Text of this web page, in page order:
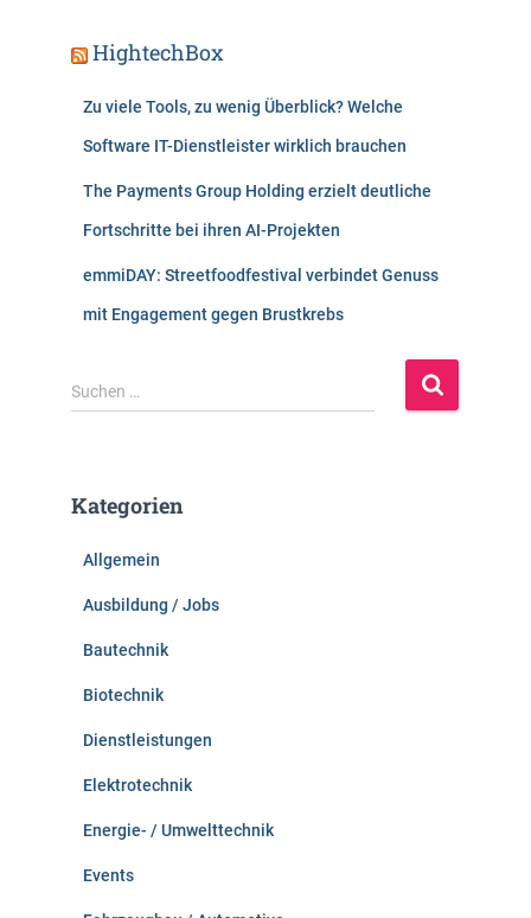
HightechBox
Zu viele Tools, zu wenig Überblick? Welche
Software IT-Dienstleister wirklich brauchen
The Payments Group Holding erzielt deutliche
Fortschritte bei ihren AI-Projekten
emmiDAY: Streetfoodfestival verbindet Genuss
mit Engagement gegen Brustkrebs
S
u
n
Suchen …
Kategorien
Allgemein
Ausbildung / Jobs
Bautechnik
Biotechnik
Dienstleistungen
Elektrotechnik
Energie- / Umwelttechnik
Events